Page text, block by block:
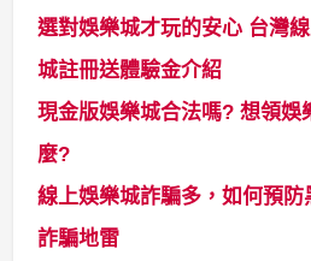
選對娛樂城才玩的安心 台灣
城註冊送體驗金介紹
現金版娛樂城合法嗎? 想領娛
麼?
線上娛樂城詐騙多，如何預
詐騙地雷